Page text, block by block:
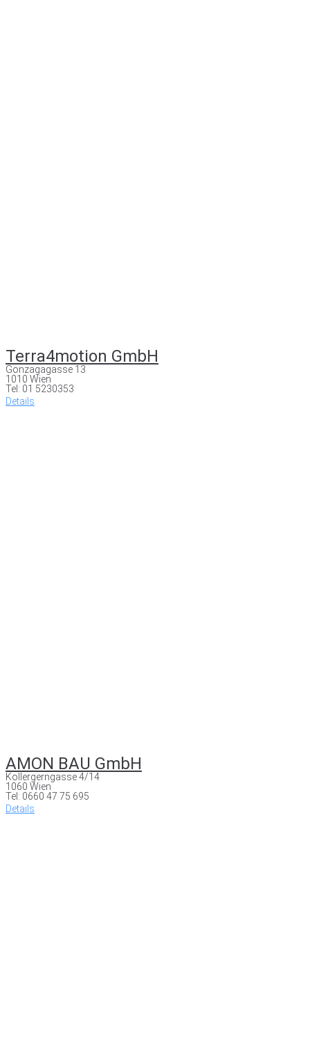
Terra4motion GmbH
Gonzagagasse 13
1010 Wien
Tel: 01 5230353
Details
AMON BAU GmbH
Kollergerngasse 4/14
1060 Wien
Tel: 0660 47 75 695
Details